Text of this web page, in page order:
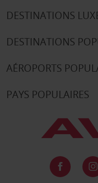
DESTINATIONS
DESTINATIONS
AÉROPORTS
PAYS POPULAIRES